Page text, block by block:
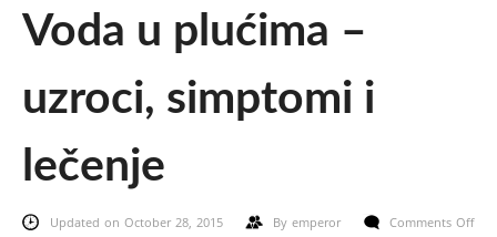
Voda u plućima –
uzroci, simptomi i
lečenje
Updated on October 28, 2015 By emperor
Comments Off